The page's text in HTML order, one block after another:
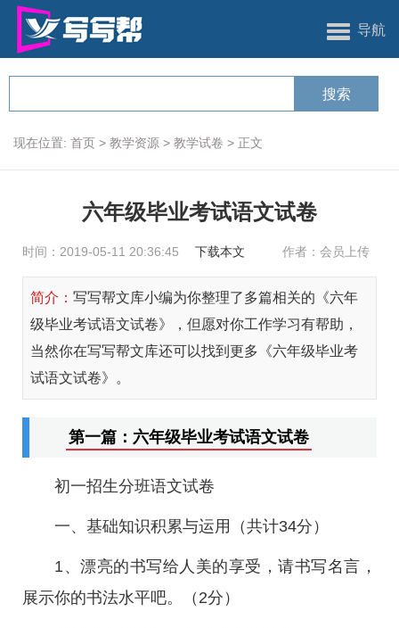
导航
现在位置: 首页 > 教学资源 > 教学试卷 > 正文
六年级毕业考试语文试卷
时间：2019-05-11 20:36:45 下载本文 作者：会员上传
简介： 写写帮文库小编为你整理了多篇相关的《六年
级毕业考试语文试卷》，但愿对你工作学习有帮助，
当然你在写写帮文库还可以找到更多《六年级毕业考
试语文试卷》。
第一篇：六年级毕业考试语文试卷
初一招生分班语文试卷
一、基础知识积累与运用（共计34分）
1、漂亮的书写给人美的享受，请书写名言，
展示你的书法水平吧。（2分）